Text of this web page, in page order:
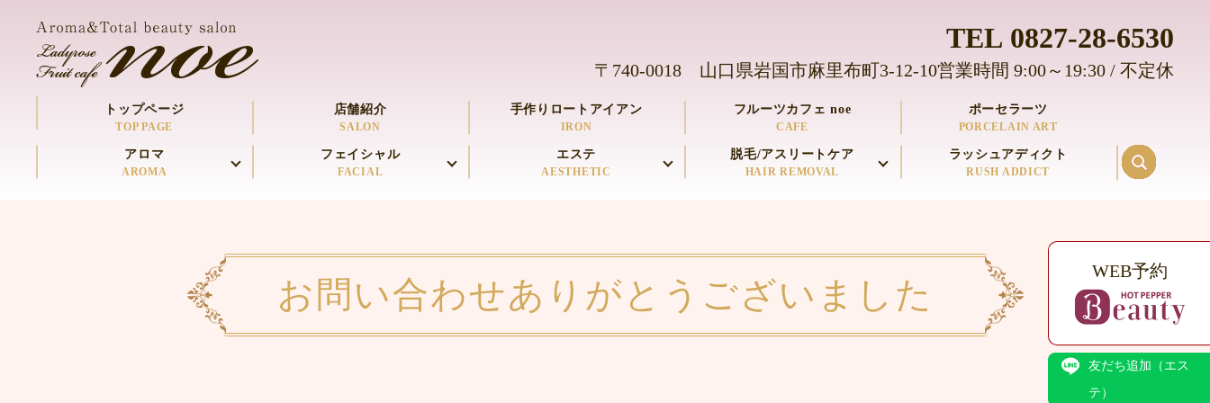
トップページ
TOP PAGE
店舗紹介
SALON
手作りロートアイアン
IRON
フルーツカフェ noe
CAFE
ポーセラーツ
PORCELAIN ART
アロマ
AROMA
フェイシャル
FACIAL
エステ
AESTHETIC
脱毛/アスリートケア
HAIR REMOVAL
ラッシュアディクト
RUSH ADDICT
TEL 0827-28-6530
〒740-0018 山口県岩国市麻里布町3-12-10営業時間 9:00～19:30 / 不定休
WEB予約
友だち追加（エス
テ）
お問い合わせありがとうございました